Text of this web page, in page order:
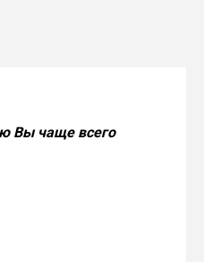
Вы чаще всего